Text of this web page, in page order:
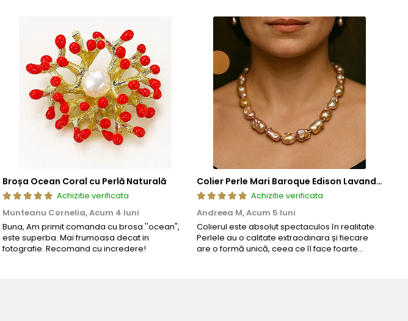
bijuteriilor
esentiale sunt fabricate in conformitate cu standardele specifice industriei.
in utilizarea zilnica.
Broșa Ocean Coral cu Perlă Naturală
Achizitie verificata
Munteanu Cornelia,Acum 4 luni
Buna, Am primit comanda cu brosa ''ocean",
este superba. Mai frumoasa decat in
fotografie. Recomand cu incredere!
Colier Perle Mari Baroque Edison Lavandă, Calitatea AAA, Aur 14K | KASKADDA®
Achizitie verificata
Andreea M,Acum 5 luni
Colierul este absolut spectaculos în realitate.
Perlele au o calitate extraodinara și fiecare
are o formă unică, ceea ce îl face foarte